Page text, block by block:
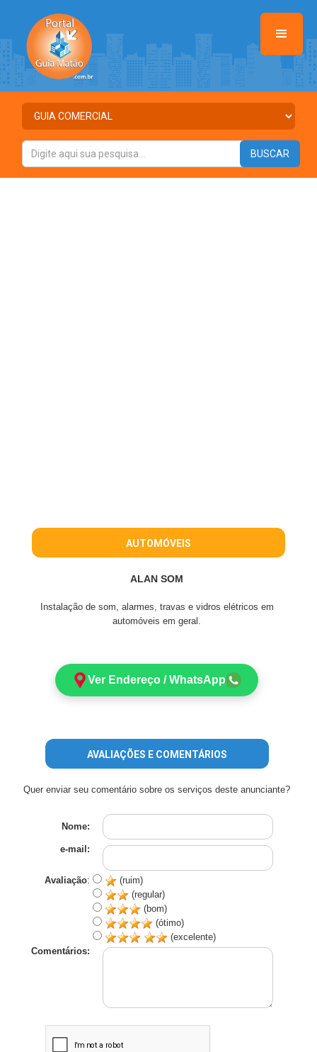
AUTOMÓVEIS
ALAN SOM
Instalação de som, alarmes, travas e vidros elétricos em
automóveis em geral.
Ver Endereço / WhatsApp
AVALIAÇÕES E COMENTÁRIOS
Quer enviar seu comentário sobre os serviços deste anunciante?
Nome:
e-mail:
Avaliação:
(ruim)
(regular)
(bom)
(ótimo)
(excelente)
Comentários: